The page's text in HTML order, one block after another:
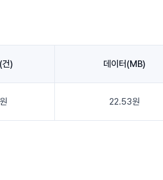
건) 데이터(MB)
22.53원